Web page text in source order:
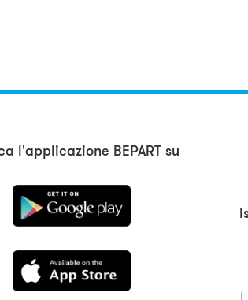
l'applicazione BEPART su